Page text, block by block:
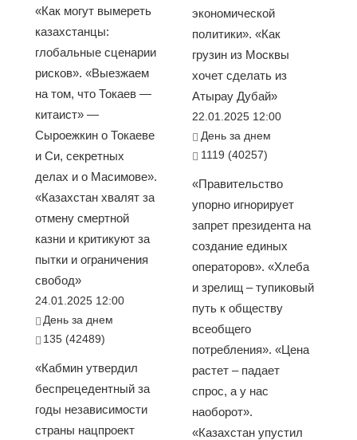
«Как могут вымереть
казахстанцы:
глобальные сценарии
рисков». «Выезжаем
на том, что Токаев —
китаист» —
Сыроежкин о Токаеве
и Си, секретных
делах и о Масимове».
«Казахстан хвалят за
отмену смертной
казни и критикуют за
пытки и ограничения
свобод»
24.01.2025 12:00
День за днем
135 (42489)
«Кабмин утвердил
беспрецедентный за
годы независимости
страны нацпроект
экономической
политики». «Как
грузин из Москвы
хочет сделать из
Атырау Дубай»
22.01.2025 12:00
День за днем
1119 (40257)
«Правительство
упорно игнорирует
запрет президента на
создание единых
операторов». «Хлеба
и зрелищ – тупиковый
путь к обществу
всеобщего
потребления». «Цена
растет – падает
спрос, а у нас
наоборот».
«Казахстан упустил